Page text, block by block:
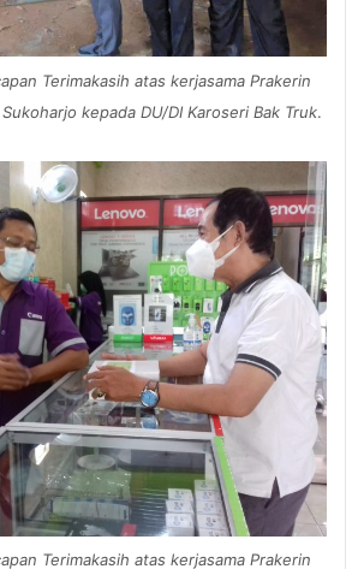
Terimakasih atas kerjasama Prakerin
kepada DU/DI Karoseri Bak Truk.
Terimakasih atas kerjasama Prakerin